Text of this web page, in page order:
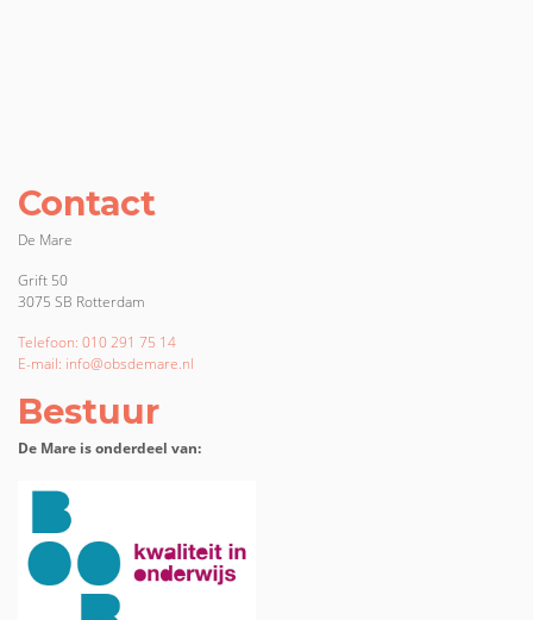
Contact
De Mare
Grift 50
3075 SB Rotterdam
Telefoon: 010 291 75 14
E-mail: info@obsdemare.nl
Bestuur
De Mare is onderdeel van: